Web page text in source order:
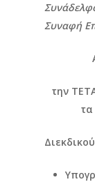
Συναφή
την